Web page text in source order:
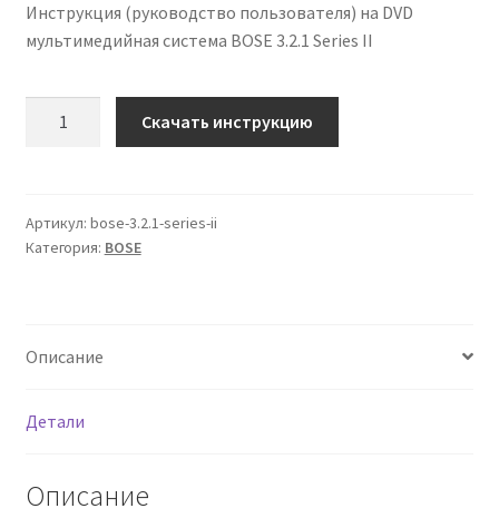
Инструкция (руководство пользователя) на DVD
мультимедийная система BOSE 3.2.1 Series II
BOSE
3.2.1
русском
Скачать инструкцию
Артикул: bose-3.2.1-series-ii
Категория: BOSE
Описание
Детали
Описание